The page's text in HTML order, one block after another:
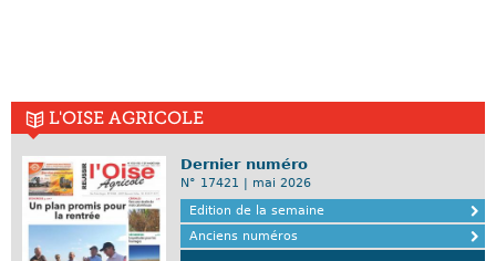
L'OISE AGRICOLE
Dernier numéro
N° 17421 | mai 2026
Edition de la semaine
Anciens numéros